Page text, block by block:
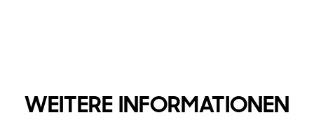
WEITERE INFORMATIONEN